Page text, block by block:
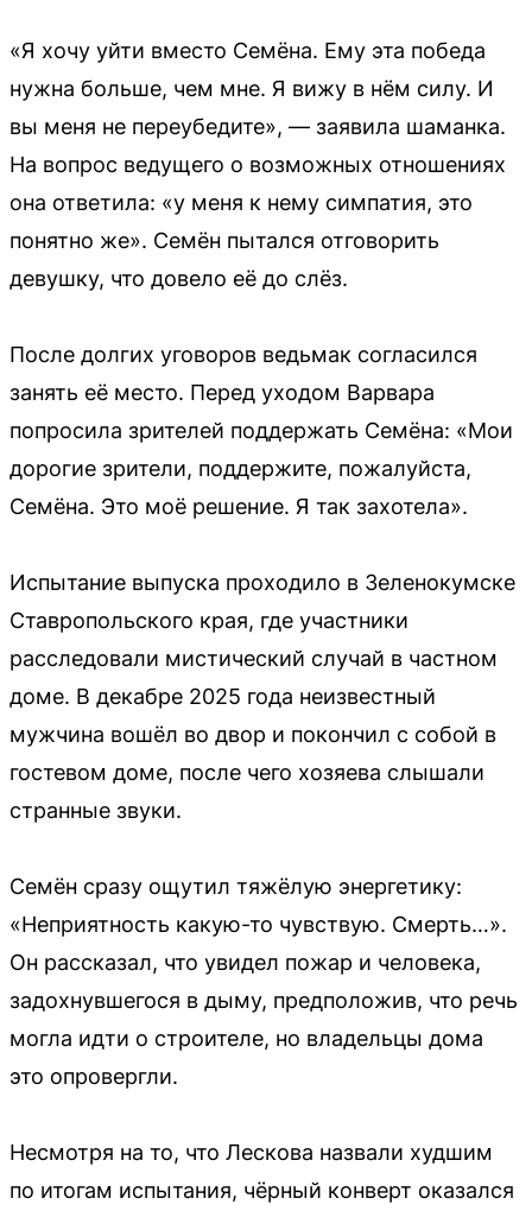
«Я хочу уйти вместо Семёна. Ему эта победа
нужна больше, чем мне. Я вижу в нём силу. И
вы меня не переубедите», — заявила шаманка.
На вопрос ведущего о возможных отношениях
она ответила: «у меня к нему симпатия, это
понятно же». Семён пытался отговорить
девушку, что довело её до слёз.
После долгих уговоров ведьмак согласился
занять её место. Перед уходом Варвара
попросила зрителей поддержать Семёна: «Мои
дорогие зрители, поддержите, пожалуйста,
Семёна. Это моё решение. Я так захотела».
Испытание выпуска проходило в Зеленокумске
Ставропольского края, где участники
расследовали мистический случай в частном
доме. В декабре 2025 года неизвестный
мужчина вошёл во двор и покончил с собой в
гостевом доме, после чего хозяева слышали
странные звуки.
Семён сразу ощутил тяжёлую энергетику:
«Неприятность какую-то чувствую. Смерть…».
Он рассказал, что увидел пожар и человека,
задохнувшегося в дыму, предположив, что речь
могла идти о строителе, но владельцы дома
это опровергли.
Несмотря на то, что Лескова назвали худшим
по итогам испытания, чёрный конверт оказался